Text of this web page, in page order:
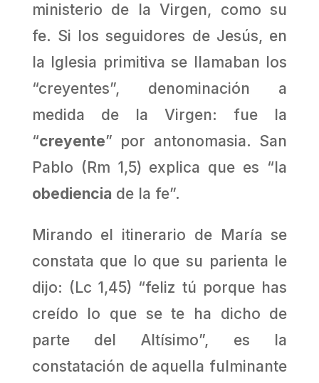
ministerio de la Virgen, como su
fe. Si los seguidores de Jesús, en
la Iglesia primitiva se llamaban los
“creyentes”, denominación a
medida de la Virgen: fue la
“creyente” por antonomasia. San
Pablo (Rm 1,5) explica que es “la
obediencia de la fe”.
Mirando el itinerario de María se
constata que lo que su parienta le
dijo: (Lc 1,45) “feliz tú porque has
creído lo que se te ha dicho de
parte del Altísimo”, es la
constatación de aquella fulminante